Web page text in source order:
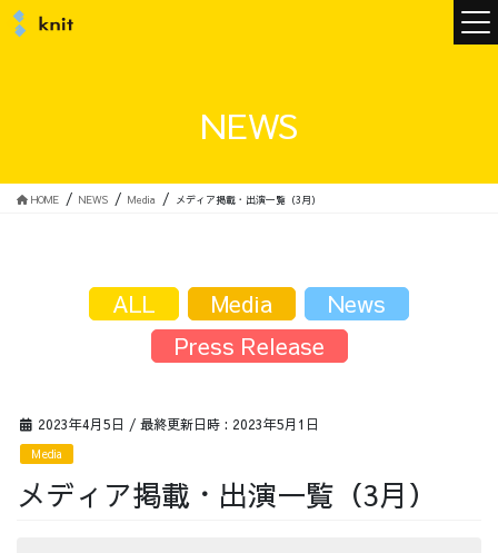
サービス
NEWS
HOME NEWS Media メディア掲載・出演一覧（3月）
2023年4月5日 / 最終更新日時 : 2023年5月1日
Media
メディア掲載・出演一覧（3月）
ALL Media
News
Press Release